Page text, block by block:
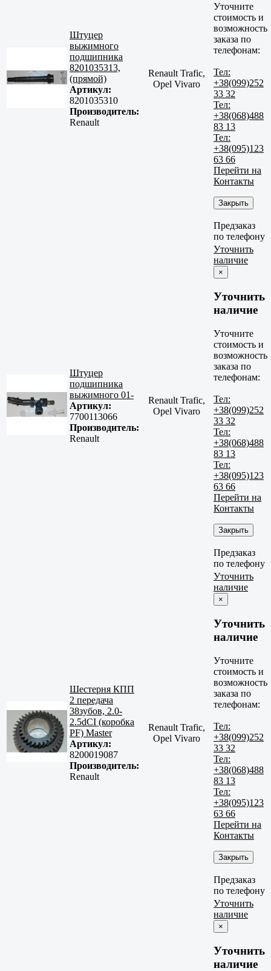
Штуцер
выжимного
подшипника
8201035313,
(прямой)
Артикул:
8201035310
Производитель:
Renault
Renault Trafic,
Opel Vivaro
Уточните
стоимость и
возможность
заказа по
телефонам:
Тел:
+38(099)252
33 32
Тел:
+38(068)488
83 13
Тел:
+38(095)123
63 66
Перейти на
Контакты
Закрыть
Предзаказ
по телефону
Штуцер
подшипника
выжимного 01-
Артикул:
7700113066
Производитель:
Renault
Renault Trafic,
Opel Vivaro
Уточнить
наличие
×
Уточнить
наличие
Уточните
стоимость и
возможность
заказа по
телефонам:
Тел:
+38(099)252
33 32
Тел:
+38(068)488
83 13
Тел:
+38(095)123
63 66
Перейти на
Контакты
Закрыть
Предзаказ
по телефону
Шестерня КПП
2 передача
38зубов, 2.0-
2.5dCI (коробка
PF) Master
Артикул:
8200019087
Производитель:
Renault
Renault Trafic,
Opel Vivaro
Уточнить
наличие
×
Уточнить
наличие
Уточните
стоимость и
возможность
заказа по
телефонам:
Тел:
+38(099)252
33 32
Тел:
+38(068)488
83 13
Тел:
+38(095)123
63 66
Перейти на
Контакты
Закрыть
Предзаказ
по телефону
Уточнить
наличие
×
Уточнить
наличие